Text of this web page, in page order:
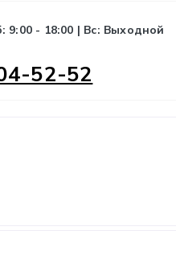
9:00 - 18:00 | Вс: Выходной
52-52